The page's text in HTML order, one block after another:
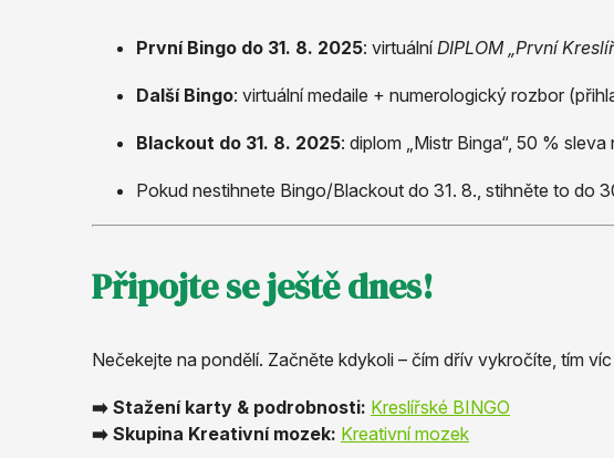
První Bingo do 31. 8. 2025: virtuální DIPLOM „První
Další Bingo: virtuální medaile + numerologický rozbor
Blackout do 31. 8. 2025: diplom „Mistr Binga“, 50 % sleva
Pokud nestihnete Bingo/Blackout do 31. 8., stihněte to do
Připojte se ještě dnes!
Nečekejte na pondělí. Začněte kdykoli – čím dřív vykročíte, tím
➡️ Stažení karty & podrobnosti: Kreslířské BINGO
➡️ Skupina Kreativní mozek: Kreativní mozek